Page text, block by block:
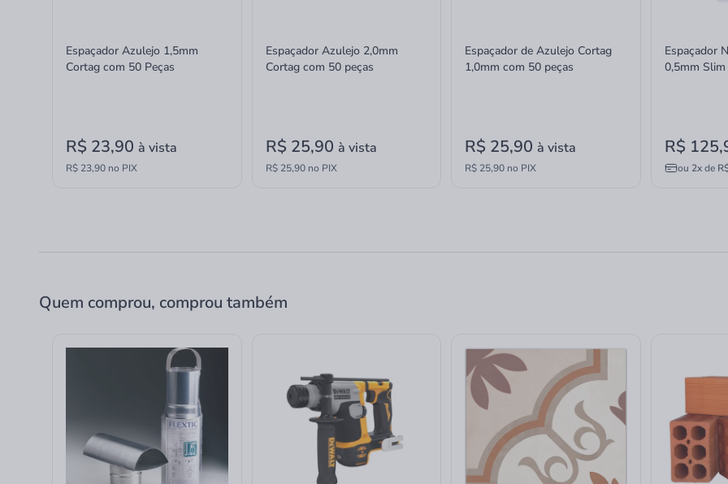
Espaçador Azulejo 1,5mm
Cortag com 50 Peças
R$ 23,90 à vista
R$ 23,90 no PIX
Espaçador Azulejo 2,0mm
Cortag com 50 peças
R$ 25,90 à vista
R$ 25,90 no PIX
Espaçador de Azulejo Cortag
1,0mm com 50 peças
R$ 25,90à vista
R$ 25,90 no PIX
Espaçador
0,5mm
R$
ou 2xde
Quem comprou, comprou também